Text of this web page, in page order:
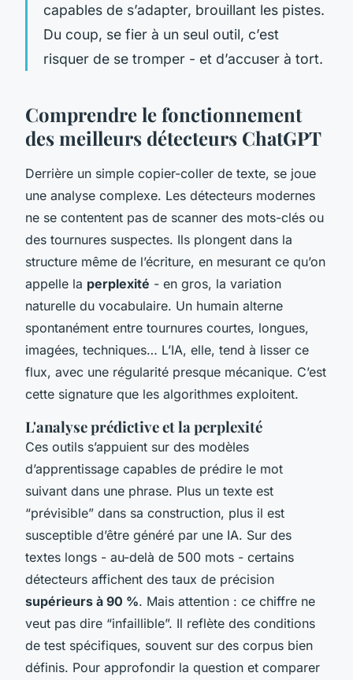
capables de s’adapter, brouillant les pistes.
Du coup, se fier à un seul outil, c’est
risquer de se tromper - et d’accuser à tort.
Comprendre le fonctionnement
des meilleurs détecteurs ChatGPT
Derrière un simple copier-coller de texte, se joue
une analyse complexe. Les détecteurs modernes
ne se contentent pas de scanner des mots-clés ou
des tournures suspectes. Ils plongent dans la
structure même de l’écriture, en mesurant ce qu’on
appelle la perplexité - en gros, la variation
naturelle du vocabulaire. Un humain alterne
spontanément entre tournures courtes, longues,
imagées, techniques… L’IA, elle, tend à lisser ce
flux, avec une régularité presque mécanique. C’est
cette signature que les algorithmes exploitent.
L'analyse prédictive et la perplexité
Ces outils s’appuient sur des modèles
d’apprentissage capables de prédire le mot
suivant dans une phrase. Plus un texte est
“prévisible” dans sa construction, plus il est
susceptible d’être généré par une IA. Sur des
textes longs - au-delà de 500 mots - certains
détecteurs affichent des taux de précision
supérieurs à 90 %. Mais attention : ce chiffre ne
veut pas dire “infaillible”. Il reflète des conditions
de test spécifiques, souvent sur des corpus bien
définis. Pour approfondir la question et comparer